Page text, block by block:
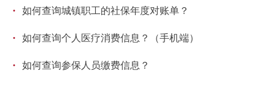
ITALIANO
· 如何查询城镇职工的社保年度对账单？
· 如何查询个人医疗消费信息？（手机端）
· 如何查询参保人员缴费信息？